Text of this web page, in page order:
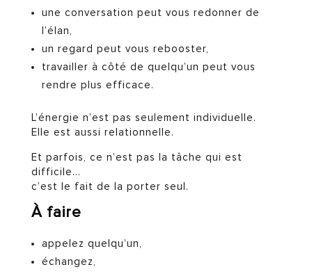
une conversation peut vous redonner de
l’élan,
un regard peut vous rebooster,
travailler à côté de quelqu’un peut vous
rendre plus efficace.
L’énergie n’est pas seulement individuelle.
Elle est aussi relationnelle.
Et parfois, ce n’est pas la tâche qui est
difficile…
c’est le fait de la porter seul.
À faire
appelez quelqu’un,
échangez,